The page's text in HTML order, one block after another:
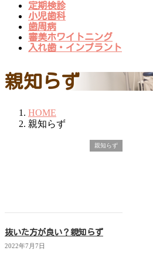
定期検診
小児歯科
歯周病
審美ホワイトニング
入れ歯・インプラント
親知らず
HOME
親知らず
親知らず
抜いた方が良い？親知らず
2022年7月7日